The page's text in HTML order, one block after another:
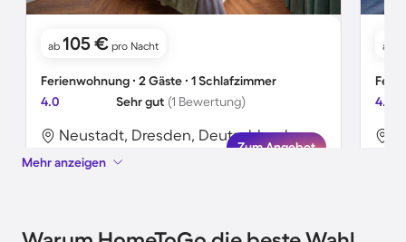
ab 105 € pro Nacht
Ferienwohnung ∙ 2 Gäste ∙ 1 Schlafzimmer
4.0
Sehr gut (1 Bewertung)
Neustadt, Dresden, Deutschland
Zum Angebot
ab
4.6
Mehr anzeigen